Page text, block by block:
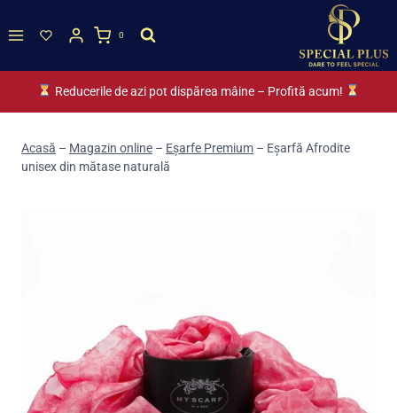
to
0
Reducerile de azi pot dispărea mâine – Profită acum!
Acasă – Magazin online – Eșarfe Premium – Eșarfă Afrodite
unisex din mătase naturală